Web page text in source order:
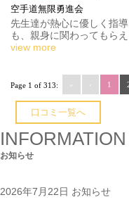
空手道無限勇進会
先生達が熱心に優しく指
も、親身に関わってもら
view more
Page 1 of 313: « ‹ 1
口コミ一覧へ
INFORMATION
お知らせ
2026年7月22日 お知らせ